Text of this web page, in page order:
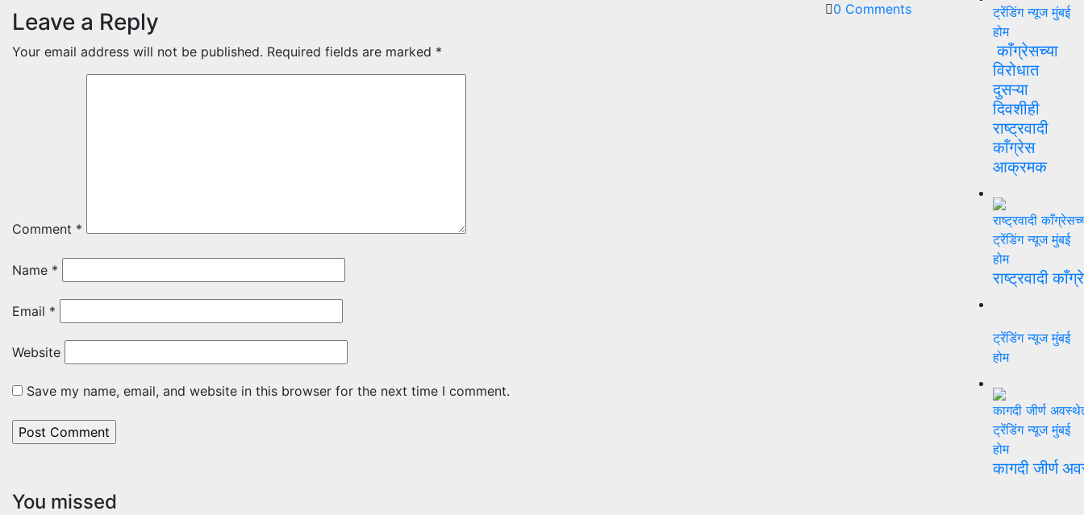
Leave a Reply
Your email address will not be published. Required fields are marked *
Comment *
Name *
Email *
Website
Save my name, email, and website in this browser for the next time I comment.
0 Comments
ट्रेंडिंग न्यूजमुंबई
होम
काँग्रेसच्या
विरोधात
दुसऱ्या
दिवशीही
राष्ट्रवादी
काँग्रेस
आक्रमक
ट्रेंडिंग न्यूजमुंबई
होम
राष्ट्रवादी
ट्रेंडिंग न्यूजमुंबई
होम
ट्रेंडिंग न्यूजमुंबई
होम
कागदी जीर्ण
You missed